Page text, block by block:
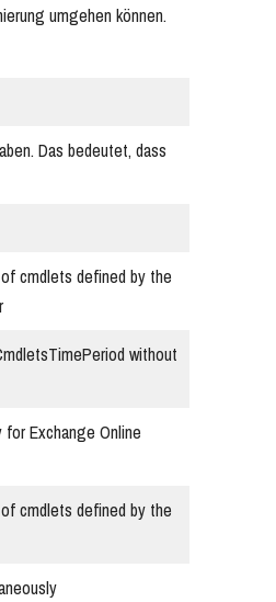
umgehen können.
Das bedeutet, dass
cmdlets defined by the
without
Exchange Online
cmdlets defined by the